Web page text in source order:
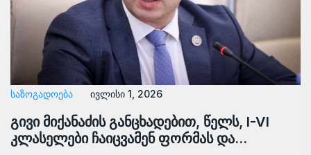
ᲡᲐᲖᲝᲒᲐᲓᲝᲔᲑᲐ ივლისი 1, 2026
გივი მიქანაძის განცხადებით, წელს, I-VI
კლასელები ჩაიცვამენ ფორმას და…